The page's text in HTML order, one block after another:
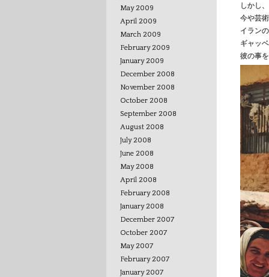
May 2009
April 2009
March 2009
February 2009
January 2009
December 2008
November 2008
October 2008
September 2008
August 2008
July 2008
June 2008
May 2008
April 2008
February 2008
January 2008
December 2007
October 2007
May 2007
February 2007
January 2007
しかし
今や芸
イラン
ギャッ
彼の事